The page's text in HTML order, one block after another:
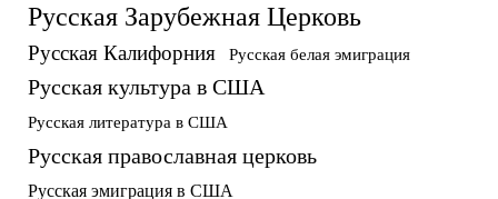
Русская Зарубежная Церковь
Русская Калифорния Русская белая эмиграция
Русская культура в США
Русская литература в США
Русская православная церковь
Русская эмиграция в США